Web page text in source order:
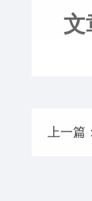
文
上一